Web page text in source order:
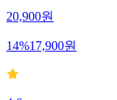
20,900원
14%17,900원